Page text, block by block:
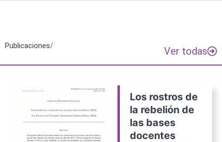
Publicaciones/ Ver todas
Los rostros de
la rebelión de
las bases
docentes